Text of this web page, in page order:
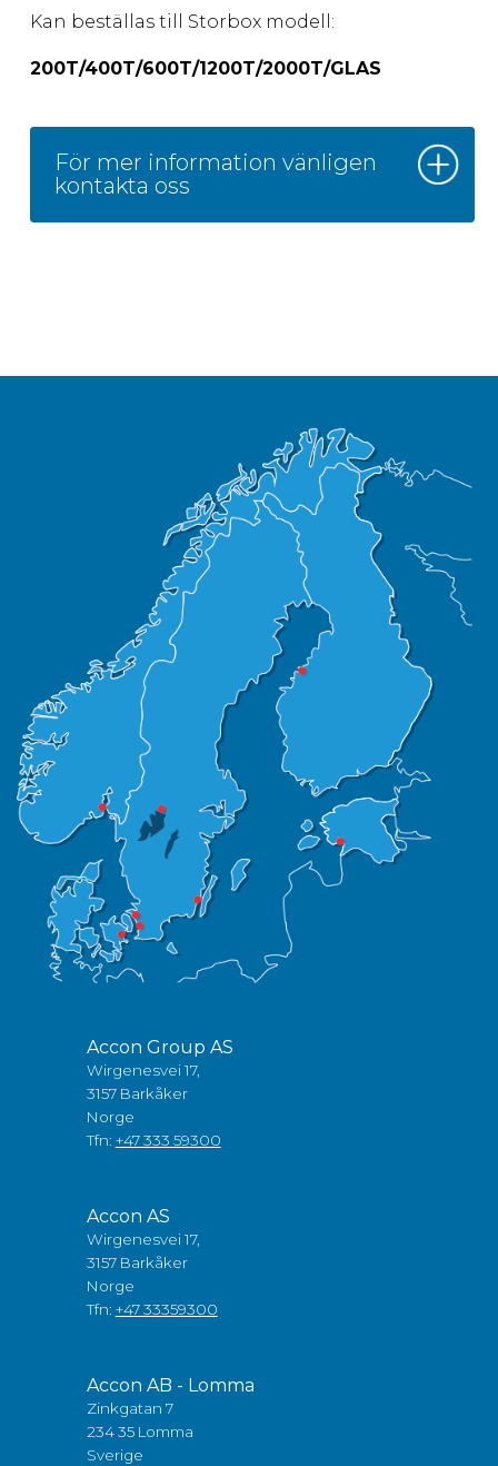
Kan beställas till Storbox modell:
200T/400T/600T/1200T/2000T/GLAS
För mer information vänligen
kontakta oss
Accon Group AS
Wirgenesvei 17,
3157 Barkåker
Norge
Tfn: +47 333 59300
Accon AS
Wirgenesvei 17,
3157 Barkåker
Norge
Tfn: +47 33359300
Accon AB - Lomma
Zinkgatan 7
234 35 Lomma
Sverige